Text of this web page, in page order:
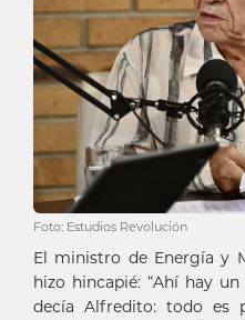
Foto: Estudios Revolución
El ministro de Energía y
hizo hincapié: “Ahí hay
decía Alfredito: todo es